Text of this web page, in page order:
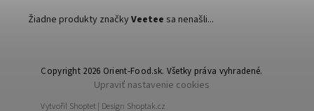
Žiadne produkty značkyVeetee sa nenašli...
Copyright 2026 Orient-Food.sk. Všetky práva vyhradené.
Upraviť nastavenie cookies
Vytvořil Shoptet | Design Shoptak.cz